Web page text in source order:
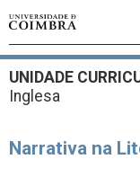
UNIDADE
Inglesa
Narrativa na